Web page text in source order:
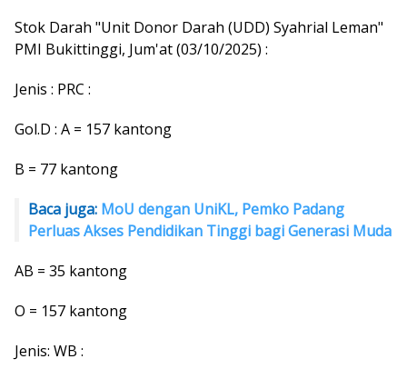
Stok Darah "Unit Donor Darah (UDD) Syahrial Leman"
PMI Bukittinggi, Jum'at (03/10/2025) :
Jenis : PRC :
Gol.D : A = 157 kantong
B = 77 kantong
Baca juga: MoU dengan UniKL, Pemko Padang
Perluas Akses Pendidikan Tinggi bagi Generasi Muda
AB = 35 kantong
O = 157 kantong
Jenis: WB :